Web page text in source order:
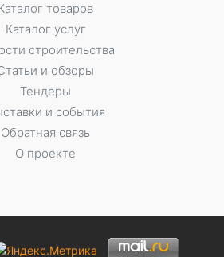
товаров
Каталог услуг
строительства
и обзоры
Тендеры
и события
Обратная связь
О проекте